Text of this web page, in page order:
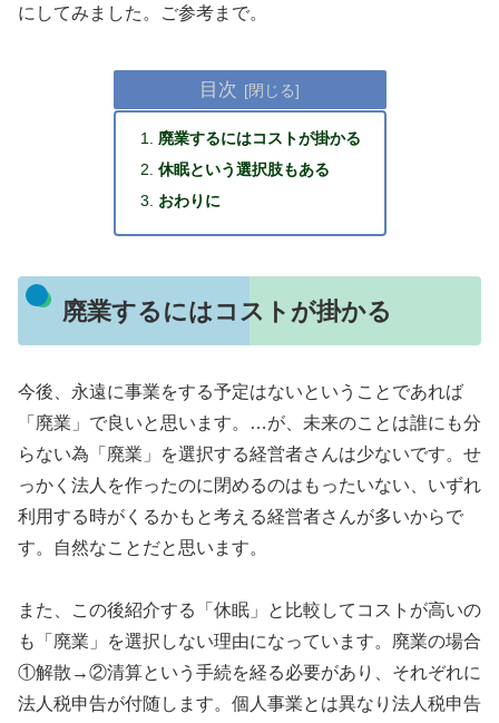
にしてみました。ご参考まで。
目次
廃業するにはコストが掛かる
休眠という選択肢もある
おわりに
廃業するにはコストが掛かる
今後、永遠に事業をする予定はないということであれば
「廃業」で良いと思います。…が、未来のことは誰にも分
らない為「廃業」を選択する経営者さんは少ないです。せ
っかく法人を作ったのに閉めるのはもったいない、いずれ
利用する時がくるかもと考える経営者さんが多いからで
す。自然なことだと思います。
また、この後紹介する「休眠」と比較してコストが高いの
も「廃業」を選択しない理由になっています。廃業の場合
①解散→②清算という手続を経る必要があり、それぞれに
法人税申告が付随します。個人事業とは異なり法人税申告